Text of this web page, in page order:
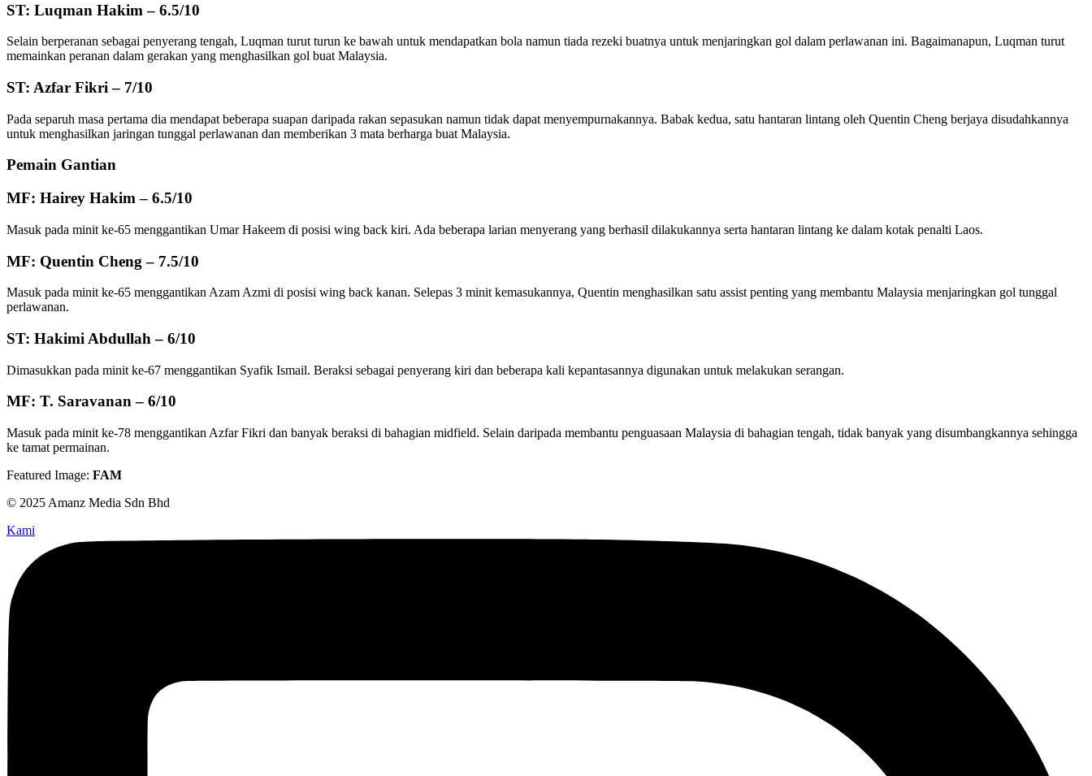
ST: Luqman Hakim – 6.5/10
Selain berperanan sebagai penyerang tengah, Luqman turut turun ke bawah untuk mendapatkan bola namun tiada rezeki buatnya untuk menjaringkan gol dalam perlawanan ini. Bagaimanapun, Luqman turut
memainkan peranan dalam gerakan yang menghasilkan gol buat Malaysia.
ST: Azfar Fikri – 7/10
Pada separuh masa pertama dia mendapat beberapa suapan daripada rakan sepasukan namun tidak dapat menyempurnakannya. Babak kedua, satu hantaran lintang oleh Quentin Cheng berjaya disudahkannya
untuk menghasilkan jaringan tunggal perlawanan dan memberikan 3 mata berharga buat Malaysia.
Pemain Gantian
MF: Hairey Hakim – 6.5/10
Masuk pada minit ke-65 menggantikan Umar Hakeem di posisi wing back kiri. Ada beberapa larian menyerang yang berhasil dilakukannya serta hantaran lintang ke dalam kotak penalti Laos.
MF: Quentin Cheng – 7.5/10
Masuk pada minit ke-65 menggantikan Azam Azmi di posisi wing back kanan. Selepas 3 minit kemasukannya, Quentin menghasilkan satu assist penting yang membantu Malaysia menjaringkan gol tunggal
perlawanan.
ST: Hakimi Abdullah – 6/10
Dimasukkan pada minit ke-67 menggantikan Syafik Ismail. Beraksi sebagai penyerang kiri dan beberapa kali kepantasannya digunakan untuk melakukan serangan.
MF: T. Saravanan – 6/10
Masuk pada minit ke-78 menggantikan Azfar Fikri dan banyak beraksi di bahagian midfield. Selain daripada membantu penguasaan Malaysia di bahagian tengah, tidak banyak yang disumbangkannya sehingga
ke tamat permainan.
Featured Image: FAM
© 2025 Amanz Media Sdn Bhd
Kami